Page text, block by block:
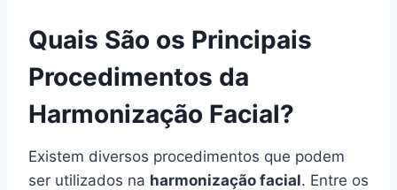
Quais São os Principais
Procedimentos da
Harmonização Facial?
Existem diversos procedimentos que podem
ser utilizados na harmonização facial. Entre os